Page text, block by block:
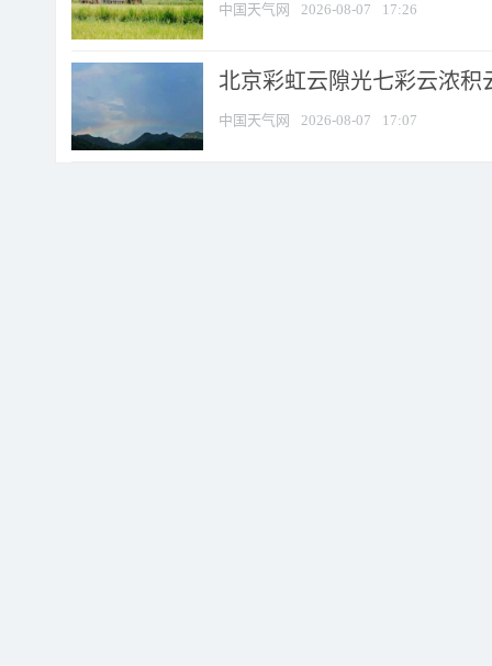
中国天气网 2026-08-07 17:26
北京彩虹云隙光七彩云浓积
中国天气网 2026-08-07 17:07